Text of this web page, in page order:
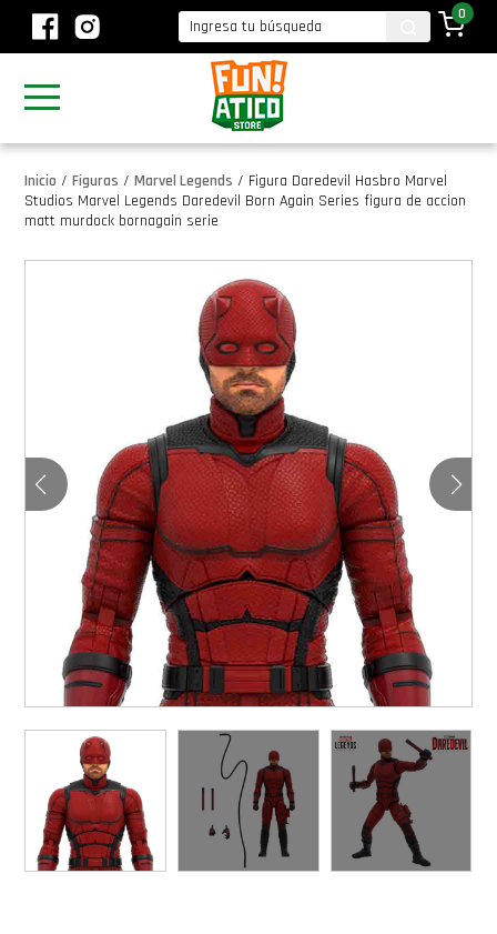
0
Inicio / Figuras / Marvel Legends / Figura Daredevil Hasbro Marvel
Studios Marvel Legends Daredevil Born Again Series figura de accion
matt murdock bornagain serie